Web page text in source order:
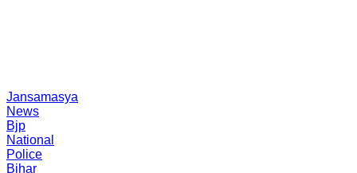
Jansamasya
News
Bjp
National
Police
Bihar